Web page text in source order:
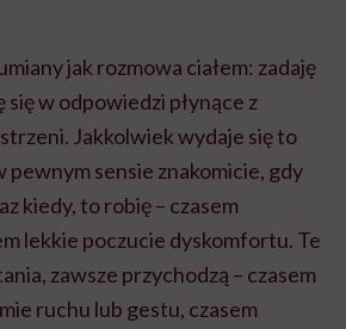
jak rozmowa ciałem: zadaję
się w odpowiedzi płynące z
Jakkolwiek wydaje się to
pewnym sensie znakomicie, gdy
kiedy, to robię – czasem
lekkie poczucie dyskomfortu. Te
zawsze przychodzą – czasem
ruchu lub gestu, czasem